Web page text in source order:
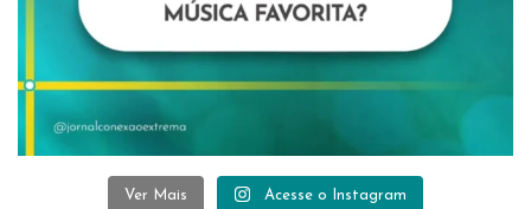
Ver Mais Acesse o Instagram